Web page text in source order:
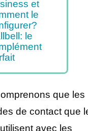
compte Google
My Business?
Configurer la
messagerie dans
Google My
Business
profil Google
Business et
comment le